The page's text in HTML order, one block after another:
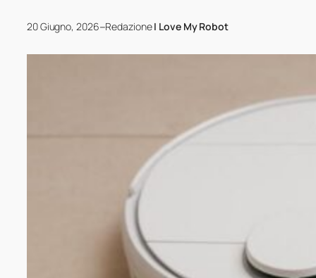
20 Giugno, 2026–RedazioneI Love My Robot